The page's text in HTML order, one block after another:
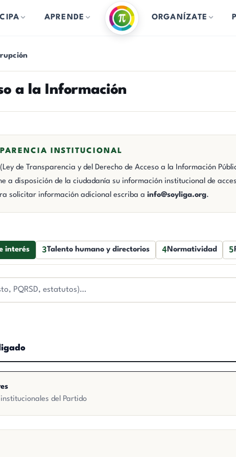
APRENDE ORGANÍZATE
a la Información
INSTITUCIONAL
(Ley de Transparencia y del Derecho de Acceso a la Información
a disposición de la ciudadanía su información institucional de
solicitar información adicional escriba ainfo@soyliga.org.
interés 3Talento humano y directorios 4 Normatividad 5
del Partido